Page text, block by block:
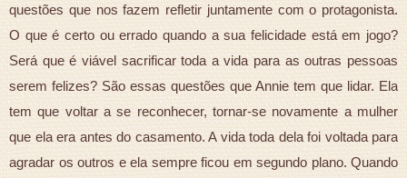
questões que nos fazem refletir juntamente com o protagonista.
O que é certo ou errado quando a sua felicidade está em jogo?
Será que é viável sacrificar toda a vida para as outras pessoas
serem felizes? São essas questões que Annie tem que lidar. Ela
tem que voltar a se reconhecer, tornar-se novamente a mulher
que ela era antes do casamento. A vida toda dela foi voltada para
agradar os outros e ela sempre ficou em segundo plano. Quando